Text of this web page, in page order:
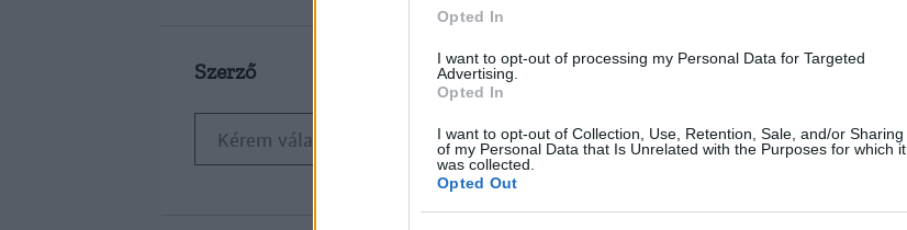
Opted In
I want to opt-out of processing my Personal Data for Targeted
Advertising.
Opted In
I want to opt-out of Collection, Use, Retention, Sale, and/or Sharing
of my Personal Data that Is Unrelated with the Purposes for which it
was collected.
Opted Out
Szerző